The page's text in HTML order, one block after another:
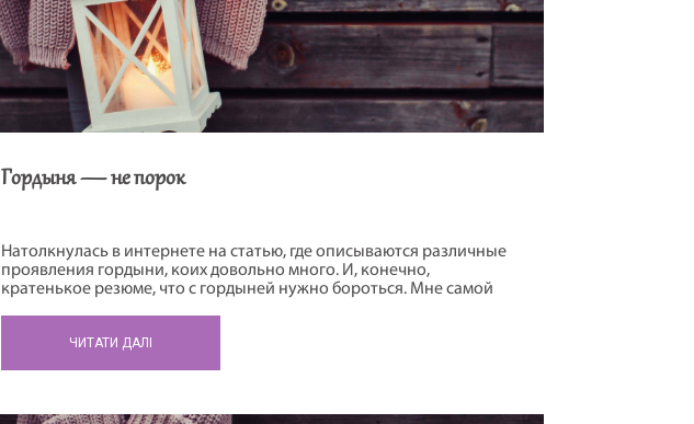
Гордыня — не порок
Натолкнулась в интернете на статью, где описываются различные
проявления гордыни, коих довольно много. И, конечно,
кратенькое резюме, что с гордыней нужно бороться. Мне самой
правильной, и не виноватой ни в чем, и духовной хочется быть,
ЧИТАТИ ДАЛІ